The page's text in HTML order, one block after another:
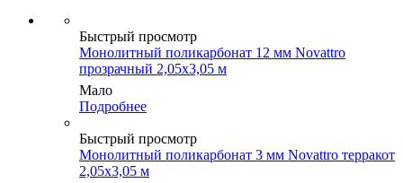
Быстрый просмотр
Монолитный поликарбонат 12 мм Novattro
прозрачный 2,05х3,05 м
Мало
Подробнее
Быстрый просмотр
Монолитный поликарбонат 3 мм Novattro терракот
2,05х3,05 м